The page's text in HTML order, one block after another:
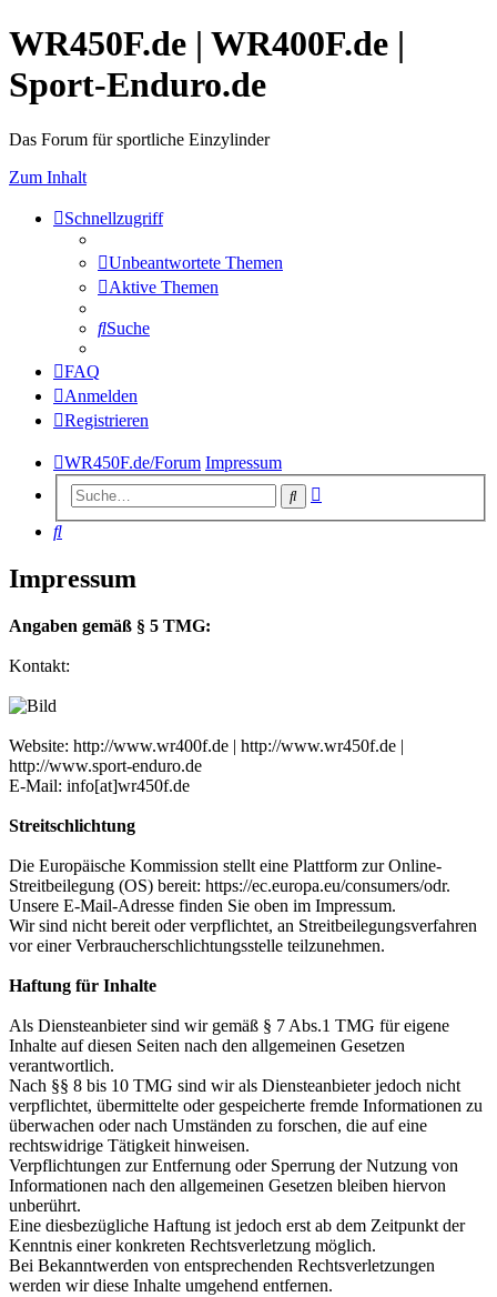
WR450F.de | WR400F.de |
Sport-Enduro.de
Das Forum für sportliche Einzylinder
Zum Inhalt
Schnellzugriff
Unbeantwortete Themen
Aktive Themen
Suche
FAQ
Anmelden
Registrieren
WR450F.de/Forum Impressum
Suche
Suche
Impressum
Angaben gemäß § 5 TMG:
Kontakt:
Website: http://www.wr400f.de | http://www.wr450f.de |
http://www.sport-enduro.de
E-Mail: info[at]wr450f.de
Streitschlichtung
Die Europäische Kommission stellt eine Plattform zur Online-
Streitbeilegung (OS) bereit: https://ec.europa.eu/consumers/odr.
Unsere E-Mail-Adresse finden Sie oben im Impressum.
Wir sind nicht bereit oder verpflichtet, an Streitbeilegungsverfahren
vor einer Verbraucherschlichtungsstelle teilzunehmen.
Haftung für Inhalte
Als Diensteanbieter sind wir gemäß § 7 Abs.1 TMG für eigene
Inhalte auf diesen Seiten nach den allgemeinen Gesetzen
verantwortlich.
Nach §§ 8 bis 10 TMG sind wir als Diensteanbieter jedoch nicht
verpflichtet, übermittelte oder gespeicherte fremde Informationen zu
überwachen oder nach Umständen zu forschen, die auf eine
rechtswidrige Tätigkeit hinweisen.
Verpflichtungen zur Entfernung oder Sperrung der Nutzung von
Informationen nach den allgemeinen Gesetzen bleiben hiervon
unberührt.
Eine diesbezügliche Haftung ist jedoch erst ab dem Zeitpunkt der
Kenntnis einer konkreten Rechtsverletzung möglich.
Bei Bekanntwerden von entsprechenden Rechtsverletzungen
werden wir diese Inhalte umgehend entfernen.